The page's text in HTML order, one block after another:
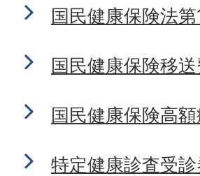
国民健康保険法
国民健康保険移
国民健康保険高
特定健康診査受